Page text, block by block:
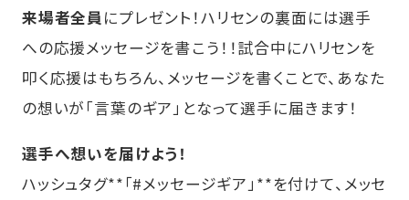
来場者全員にプレゼント！ハリセンの裏面には選手
への応援メッセージを書こう！！試合中にハリセンを
叩く応援はもちろん、メッセージを書くことで、あなた
の想いが「言葉のギア」となって選手に届きます！
選手へ想いを届けよう！
ハッシュタグ**「#メッセージギア」**を付けて、メッセ